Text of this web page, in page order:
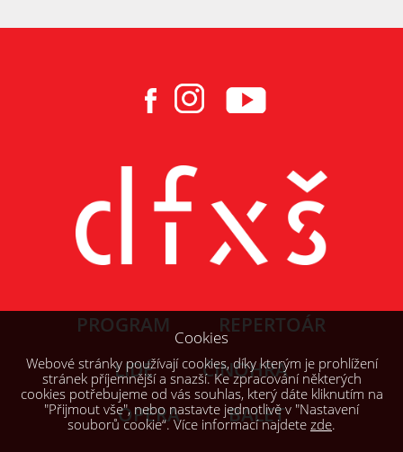
PROGRAM
REPERTOÁR
LIDÉ
ČINOHRA
OPERA
BALET
Cookies
Webové stránky používají cookies, díky kterým je prohlížení
stránek příjemnější a snazší. Ke zpracování některých
cookies potřebujeme od vás souhlas, který dáte kliknutím na
"Přijmout vše", nebo nastavte jednotlivě v "Nastavení
souborů cookie“. Více informací najdete zde.